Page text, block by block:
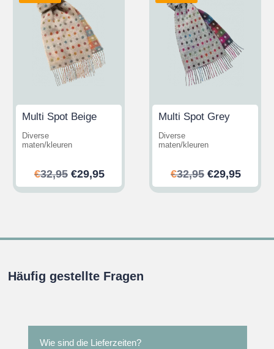
Multi Spot Beige
Diverse
maten/kleuren
€32,95 Ursprünglicher
Preis
€29,95Aktueller
Preis
Multi Spot Grey
Diverse
maten/kleuren
€32,95
Preis
€29,95
Preis
Häufig gestellte Fragen
Wie sind die Lieferzeiten?